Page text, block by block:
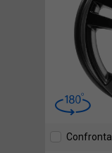
Confronta